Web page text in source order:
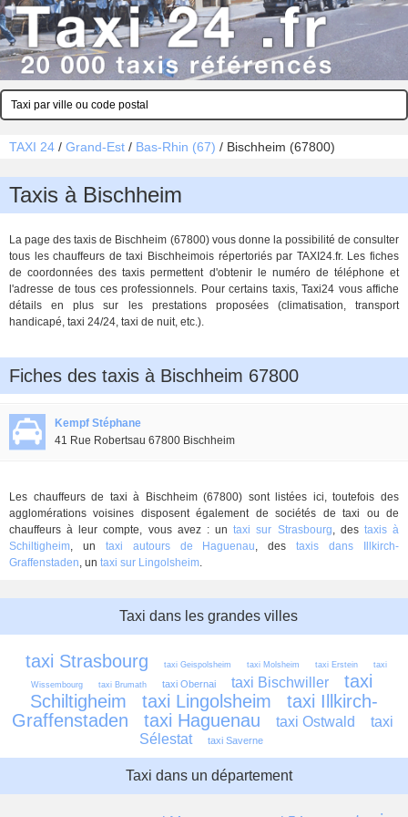
TAXI 24 / Grand-Est / Bas-Rhin (67) / Bischheim (67800)
Taxis à Bischheim
La page des taxis de Bischheim (67800) vous donne la possibilité de consulter
tous les chauffeurs de taxi Bischheimois répertoriés par TAXI24.fr. Les fiches
de coordonnées des taxis permettent d'obtenir le numéro de téléphone et
l'adresse de tous ces professionnels. Pour certains taxis, Taxi24 vous affiche
détails en plus sur les prestations proposées (climatisation, transport
handicapé, taxi 24/24, taxi de nuit, etc.).
Fiches des taxis à Bischheim 67800
Kempf Stéphane
41 Rue Robertsau 67800 Bischheim
Les chauffeurs de taxi à Bischheim (67800) sont listées ici, toutefois des
agglomérations voisines disposent également de sociétés de taxi ou de
chauffeurs à leur compte, vous avez : untaxi sur Strasbourg, des taxis à
Schiltigheim, un taxi autours de Haguenau, destaxis dans Illkirch-
Graffenstaden, un taxi sur Lingolsheim.
Taxi dans les grandes villes
taxi Strasbourg taxi Geispolsheim taxi Molsheim taxi Erstein taxi
Wissembourg taxi Brumath taxi Obernai taxi Bischwiller
taxi
Schiltigheim
taxi Lingolsheim
taxi Illkirch-
Graffenstaden
taxi Haguenau taxi Ostwald
taxi
Sélestat
taxi Saverne
Taxi dans un département